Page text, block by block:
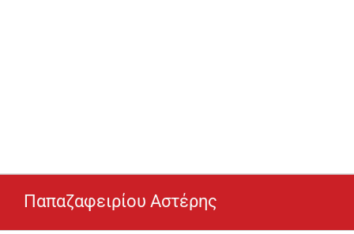
Παπαζαφειρίου Αστέρης